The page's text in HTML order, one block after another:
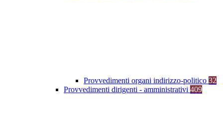
Provvedimenti organi indirizzo-politico 32
Provvedimenti dirigenti - amministrativi 409